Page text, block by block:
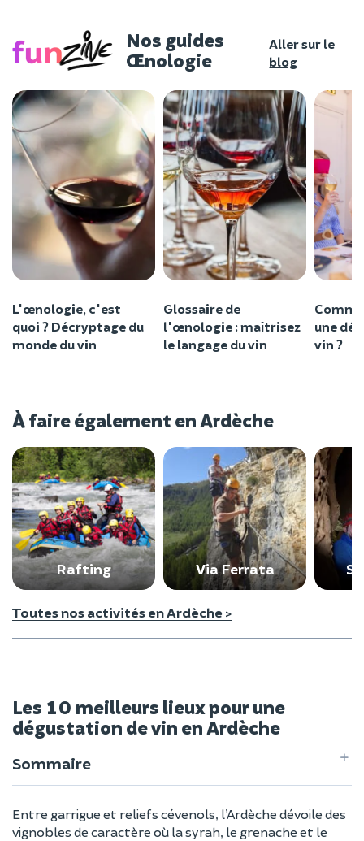
Nos guides
Œnologie
Aller sur le
blog
L'œnologie, c'est
quoi ? Décryptage du
monde du vin
Glossaire de
l'œnologie : maîtrisez
le langage du vin
une
vin ?
À faire également en Ardèche
Rafting Via Ferrata
Toutes nos activités en Ardèche >
Les 10 meilleurs lieux pour une
dégustation de vin en Ardèche
Sommaire
Entre garrigue et reliefs cévenols, l’Ardèche dévoile des
vignobles de caractère où la syrah, le grenache et le